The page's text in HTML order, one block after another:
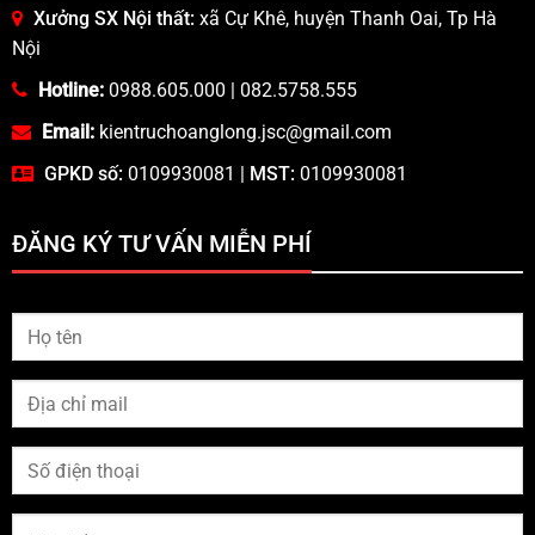
Xưởng SX Nội thất: xã Cự Khê, huyện Thanh Oai, Tp Hà
Nội
Hotline: 0988.605.000 | 082.5758.555
Email: kientruchoanglong.jsc@gmail.com
GPKD số: 0109930081 | MST: 0109930081
ĐĂNG KÝ TƯ VẤN MIỄN PHÍ